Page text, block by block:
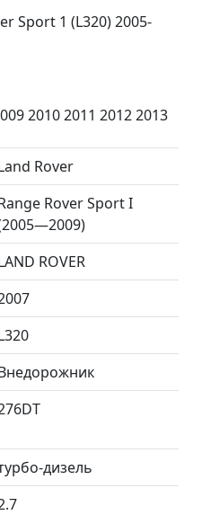
Sport 1 (L320) 2005-
2010 2011 2012 2013
Rover
Rover Sport I
ROVER
дизель